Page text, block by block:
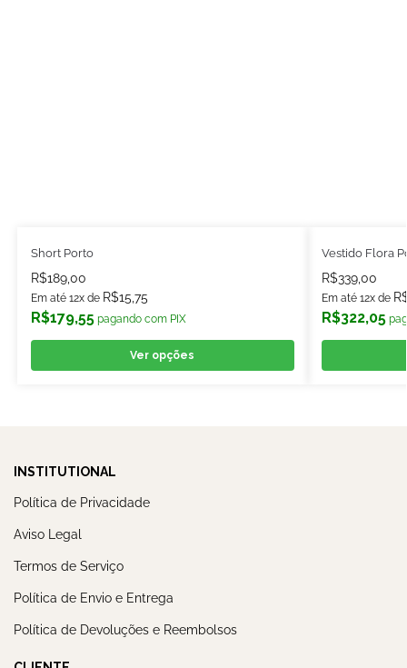
Short Porto
R$189,00
Em até 12x de R$15,75
R$179,55 pagando com PIX
Ver opções
Vestido Flora
R$339,00
Em até 12x de
R$322,05
INSTITUTIONAL
Política de Privacidade
Aviso Legal
Termos de Serviço
Política de Envio e Entrega
Política de Devoluções e Reembolsos